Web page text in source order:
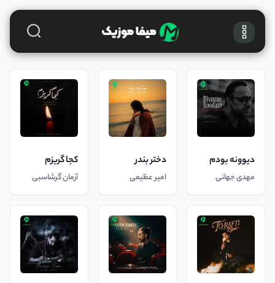
دیوونه بودم
مهدی جهانی
دختر بندر
امیر عظیمی
کجا گریزم
آرمان گرشاسبی